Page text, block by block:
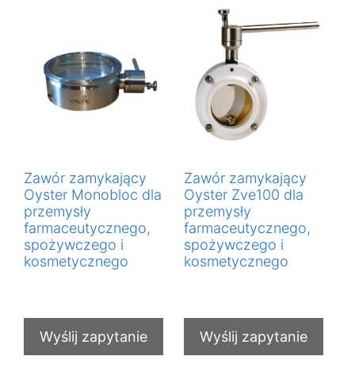
Zawór zamykający
Oyster Monobloc dla
przemysły
farmaceutycznego,
spożywczego i
kosmetycznego
Wyślij zapytanie
Zawór zamykający
Oyster Zve100 dla
przemysły
farmaceutycznego,
spożywczego i
kosmetycznego
Wyślij zapytanie